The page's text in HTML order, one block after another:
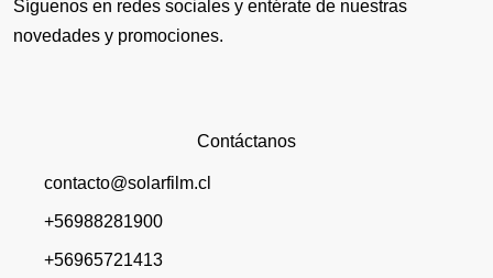
Síguenos en redes sociales y entérate de nuestras
novedades y promociones.
Contáctanos
contacto@solarfilm.cl
+56988281900
+56965721413